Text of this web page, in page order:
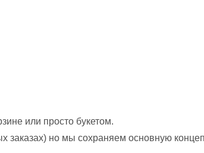
или просто букетом.
заказах) но мы сохраняем основную